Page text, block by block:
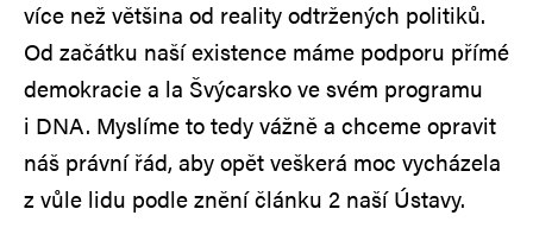
více než většina od reality odtržených politiků.
Od začátku naší existence máme podporu přímé
demokracie a la Švýcarsko ve svém programu
i DNA. Myslíme to tedy vážně a chceme opravit
náš právní řád, aby opět veškerá moc vycházela
z vůle lidu podle znění článku 2 naší Ústavy.